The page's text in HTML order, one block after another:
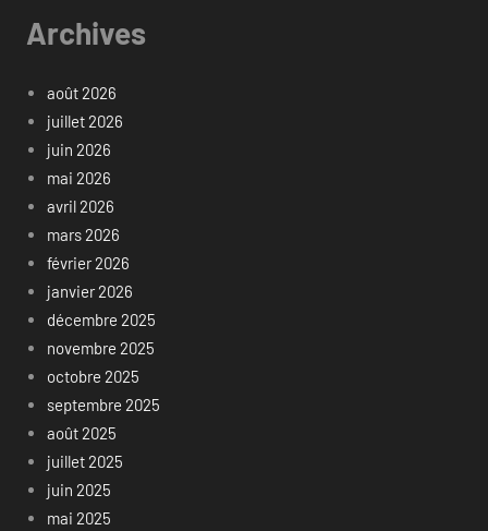
Archives
août 2026
juillet 2026
juin 2026
mai 2026
avril 2026
mars 2026
février 2026
janvier 2026
décembre 2025
novembre 2025
octobre 2025
septembre 2025
août 2025
juillet 2025
juin 2025
mai 2025